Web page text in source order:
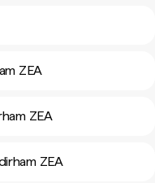
ZEA
ZEA
ZEA